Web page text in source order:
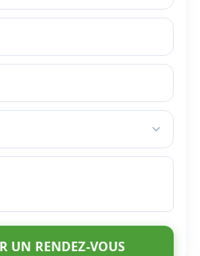
UN RENDEZ-VOUS